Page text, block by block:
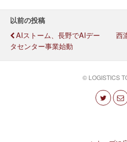
以前の投稿
AIストーム、長野でAIデー
タセンター事業始動
西
© LOGISTICS